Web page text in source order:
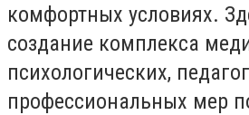
комфортных условиях.
создание комплекса
психологических,
профессиональных мер